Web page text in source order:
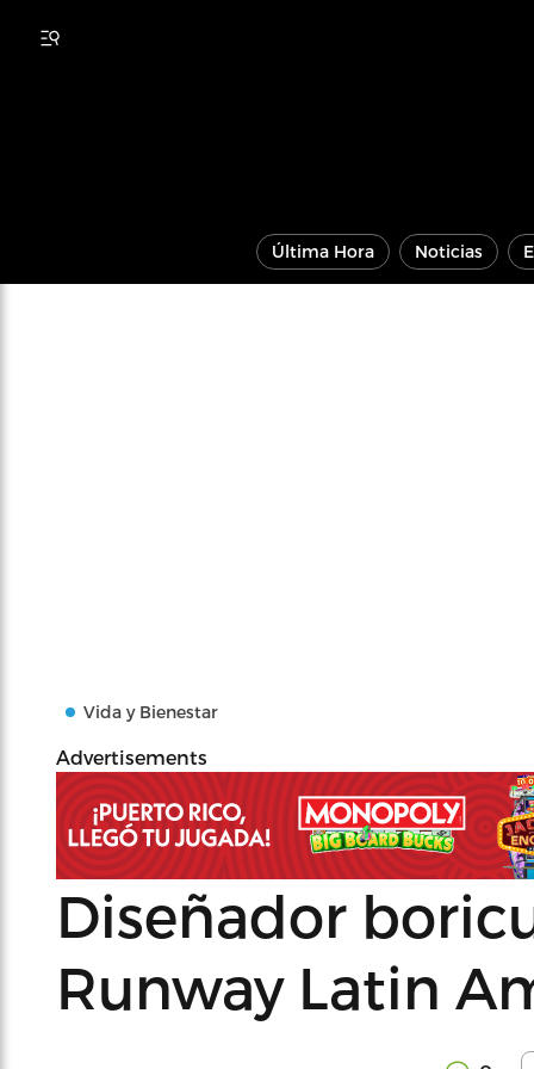
Última Hora Noticias
Vida y Bienestar
Advertisements
Diseñador
Runway Latin